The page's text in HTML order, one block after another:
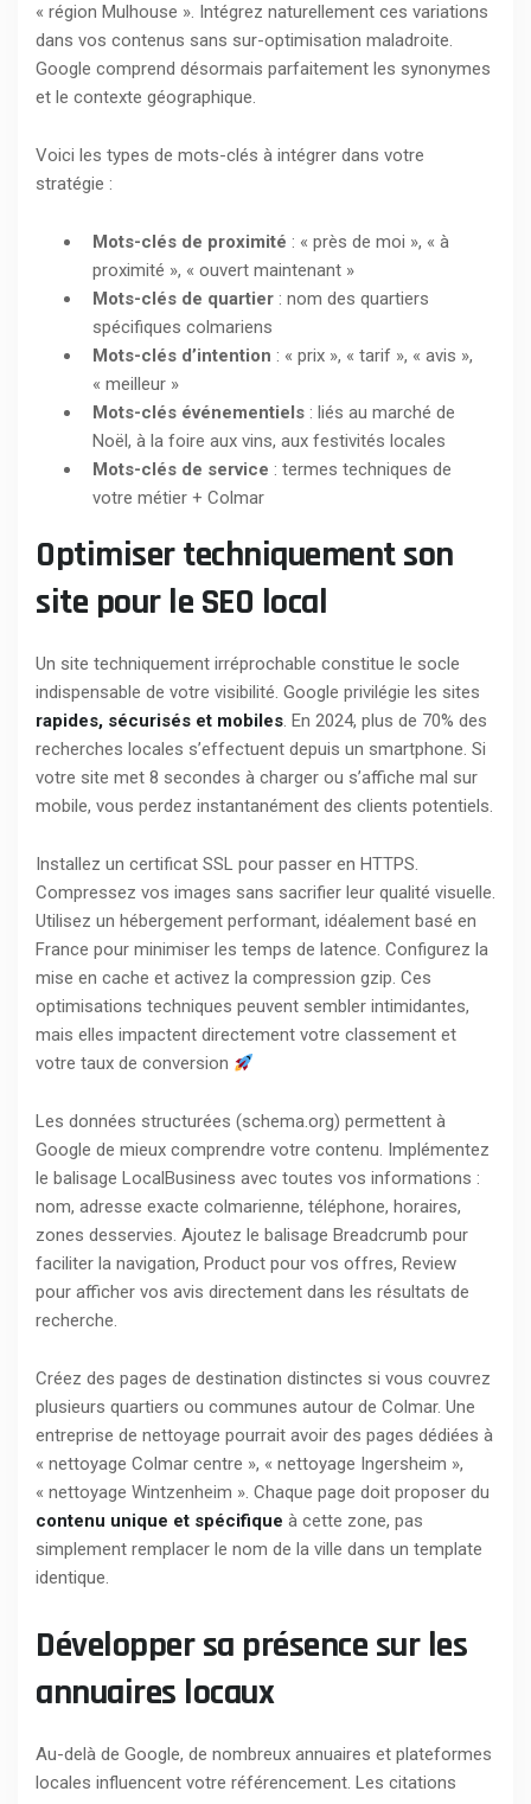
« région Mulhouse ». Intégrez naturellement ces variations
dans vos contenus sans sur-optimisation maladroite.
Google comprend désormais parfaitement les synonymes
et le contexte géographique.
Voici les types de mots-clés à intégrer dans votre
stratégie :
Mots-clés de proximité : « près de moi », « à
proximité », « ouvert maintenant »
Mots-clés de quartier : nom des quartiers
spécifiques colmariens
Mots-clés d’intention : « prix », « tarif », « avis »,
« meilleur »
Mots-clés événementiels : liés au marché de
Noël, à la foire aux vins, aux festivités locales
Mots-clés de service : termes techniques de
votre métier + Colmar
Optimiser techniquement son
site pour le SEO local
Un site techniquement irréprochable constitue le socle
indispensable de votre visibilité. Google privilégie les sites
rapides, sécurisés et mobiles. En 2024, plus de 70% des
recherches locales s’effectuent depuis un smartphone. Si
votre site met 8 secondes à charger ou s’affiche mal sur
mobile, vous perdez instantanément des clients potentiels.
Installez un certificat SSL pour passer en HTTPS.
Compressez vos images sans sacrifier leur qualité visuelle.
Utilisez un hébergement performant, idéalement basé en
France pour minimiser les temps de latence. Configurez la
mise en cache et activez la compression gzip. Ces
optimisations techniques peuvent sembler intimidantes,
mais elles impactent directement votre classement et
votre taux de conversion
Les données structurées (schema.org) permettent à
Google de mieux comprendre votre contenu. Implémentez
le balisage LocalBusiness avec toutes vos informations :
nom, adresse exacte colmarienne, téléphone, horaires,
zones desservies. Ajoutez le balisage Breadcrumb pour
faciliter la navigation, Product pour vos offres, Review
pour afficher vos avis directement dans les résultats de
recherche.
Créez des pages de destination distinctes si vous couvrez
plusieurs quartiers ou communes autour de Colmar. Une
entreprise de nettoyage pourrait avoir des pages dédiées à
« nettoyage Colmar centre », « nettoyage Ingersheim »,
« nettoyage Wintzenheim ». Chaque page doit proposer du
contenu unique et spécifique à cette zone, pas
simplement remplacer le nom de la ville dans un template
identique.
Développer sa présence sur les
annuaires locaux
Au-delà de Google, de nombreux annuaires et plateformes
locales influencent votre référencement. Les citations